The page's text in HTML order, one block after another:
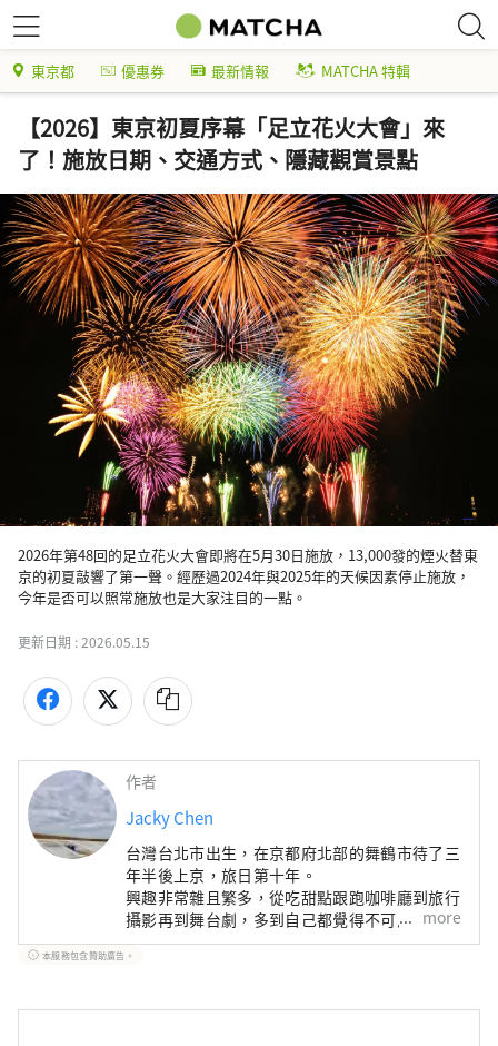
東京都 優惠券 最新情報 MATCHA 特輯
【2026】東京初夏序幕「足立花火大會」來
了！施放日期、交通方式、隱藏觀賞景點
2026年第48回的足立花火大會即將在5月30日施放，13,000發的煙火替東
京的初夏敲響了第一聲。經歷過2024年與2025年的天候因素停止施放，
今年是否可以照常施放也是大家注目的一點。
更新日期 :2026.05.15
作者
Jacky Chen
台灣台北市出生，在京都府北部的舞鶴市待了三
年半後上京，旅日第十年。
興趣非常雜且繁多，從吃甜點跟跑咖啡廳到旅行
攝影再到舞台劇，多到自己都覺得不可思議。
more
本服務包含贊助廣告。